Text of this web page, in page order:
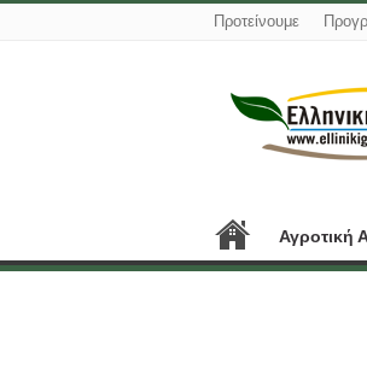
Προτείνουμε
Αγροτική